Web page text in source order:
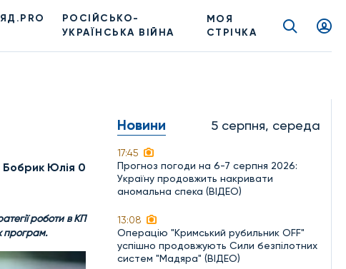
РОСІЙСЬКО-
УКРАЇНСЬКА ВІЙНА
МОЯ
СТРІЧКА
Бобрик Юлія 0
роботи в КП
програм.
Новини 5 серпня, середа
17:45
Прогноз погоди на 6-7 серпня 2026:
Україну продовжить накривати
аномальна спека (ВІДЕО)
13:08
Операцію "Кримський рубильник OFF"
успішно продовжують Сили безпілотних
систем "Мадяра" (ВІДЕО)